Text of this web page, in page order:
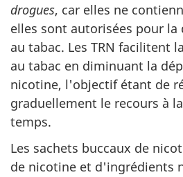
drogues, car elles ne
elles sont autorisées pour la
au tabac. Les TRN facilitent
au tabac en diminuant la
nicotine, l'objectif étant de
graduellement le recours à
temps.
Les sachets buccaux de
de nicotine et d'ingrédients